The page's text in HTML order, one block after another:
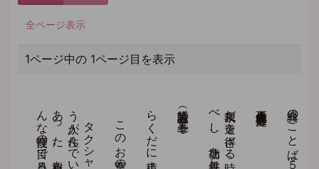
全ページ表示
1ページ中の 1ページ目を表示
経典のことば（５０）
（大荘厳経論 巻十五）